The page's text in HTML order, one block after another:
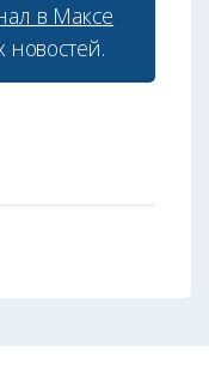
в Максе
новостей.